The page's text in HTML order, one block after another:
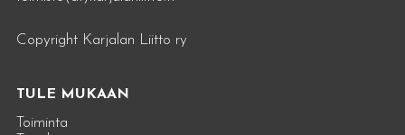
Copyright Karjalan Liitto ry
TULE MUKAAN
Toiminta